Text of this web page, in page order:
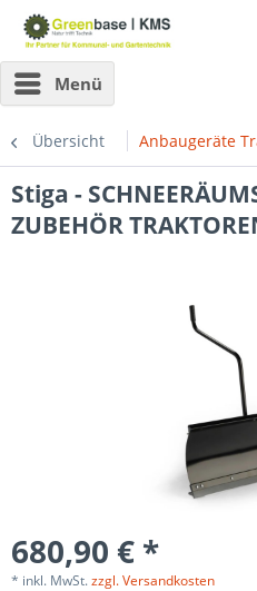
Menü
Übersicht Anbaugeräte
Stiga -
ZUBEHÖR
680,90 € *
* inkl. MwSt.zzgl. Versandkosten